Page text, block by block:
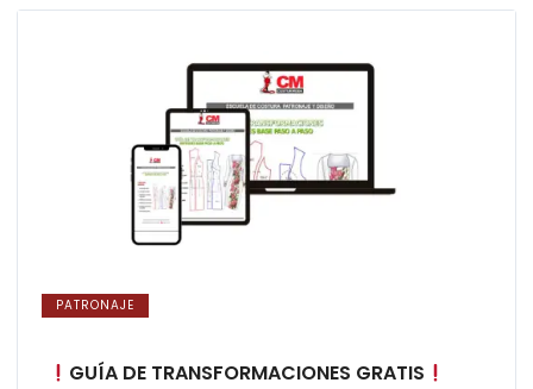
PATRONAJE
GUÍA DE TRANSFORMACIONES GRATIS